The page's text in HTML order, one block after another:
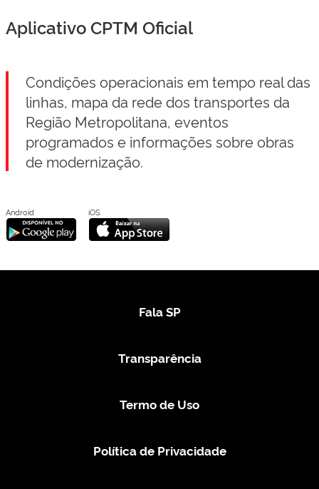
Aplicativo CPTM Oficial
Condições operacionais em tempo real das
linhas, mapa da rede dos transportes da
Região Metropolitana, eventos
programados e informações sobre obras
de modernização.
Android iOS
Fala SP
Transparência
Termo de Uso
Política de Privacidade